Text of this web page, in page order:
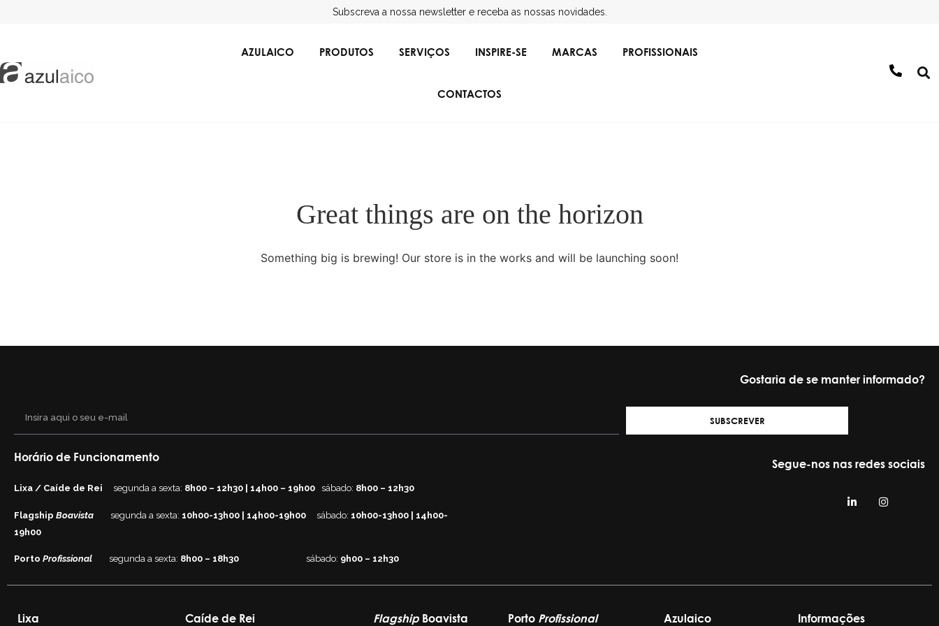
Subscreva a nossa newsletter e receba as nossas novidades.
AZULAICO PRODUTOS
Pavimentos e Revestimentos Sistemas de Climatização Gestão de Águas/Canalização
SERVIÇOS INSPIRE-SE MARCAS PROFISSIONAIS
CONTACTOS
Great things are on the horizon
Something big is brewing! Our store is in the works and will be launching soon!
Gostaria de se manter informado?
SUBSCREVER
Horário de Funcionamento
Lixa / Caíde de Rei segunda a sexta: 8h00 – 12h30 | 14h00 – 19h00 sábado: 8h00 – 12h30
Flagship Boavista segunda a sexta: 10h00-13h00 | 14h00-19h00 sábado: 10h00-13h00 | 14h00-
19h00
Porto Profissional segunda a sexta: 8h00 – 18h30 sábado: 9h00 – 12h30
Segue-nos nas redes sociais
Lixa Caíde de Rei Flagship Boavista Porto Profissional Azulaico Informações